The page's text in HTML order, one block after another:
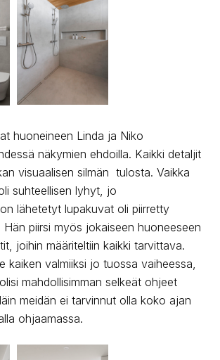
huoneineen Linda ja Niko
näkymien ehdoilla. Kaikki detaljit
visuaalisen silmän tulosta. Vaikka
suhteellisen lyhyt, jo
lähetetyt lupakuvat oli piirretty
Hän piirsi myös jokaiseen huoneeseen
joihin määriteltiin kaikki tarvittava.
kaiken valmiiksi jo tuossa vaiheessa,
mahdollisimman selkeät ohjeet
meidän ei tarvinnut olla koko ajan
ohjaamassa.